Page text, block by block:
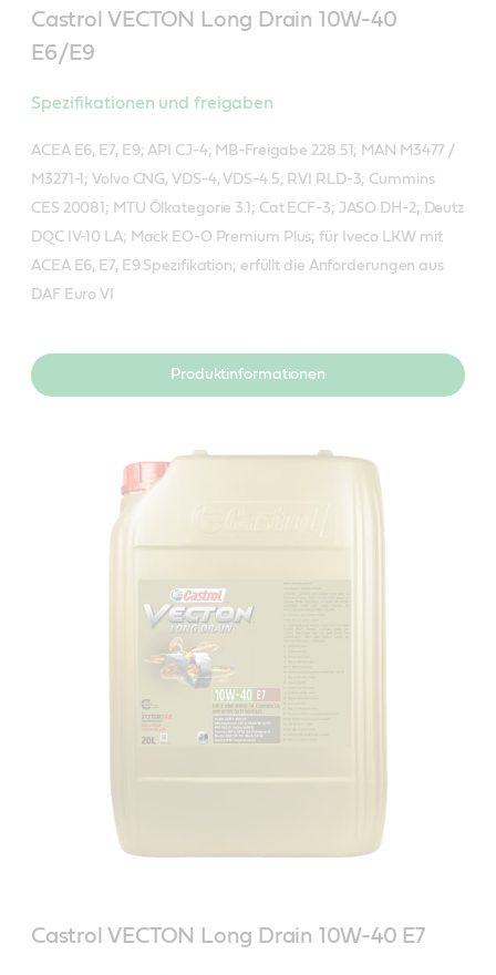
Castrol VECTON Long Drain 10W-40
E6/E9
Spezifikationen und freigaben
ACEA E6, E7, E9; API CJ-4; MB-Freigabe 228.51; MAN M3477 /
M3271-1; Volvo CNG, VDS-4, VDS-4.5; RVI RLD-3; Cummins
CES 20081; MTU Ölkategorie 3.1; Cat ECF-3; JASO DH-2; Deutz
DQC IV-10 LA; Mack EO-O Premium Plus; für Iveco LKW mit
ACEA E6, E7, E9 Spezifikation; erfüllt die Anforderungen aus
DAF Euro VI
Produktinformationen
Castrol VECTON Long Drain 10W-40 E7